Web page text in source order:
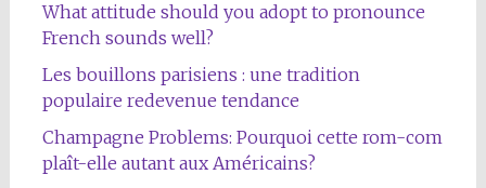
What attitude should you adopt to pronounce
French sounds well?
Les bouillons parisiens : une tradition
populaire redevenue tendance
Champagne Problems: Pourquoi cette rom-com
plaît-elle autant aux Américains?